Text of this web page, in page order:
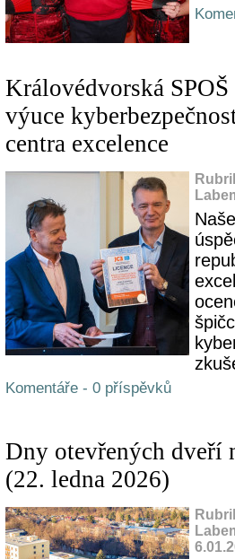
Královédvorská
výuce
centra excelence
Komentáře - 0 příspěvků
Dny otevřených dveří
(22. ledna 2026)